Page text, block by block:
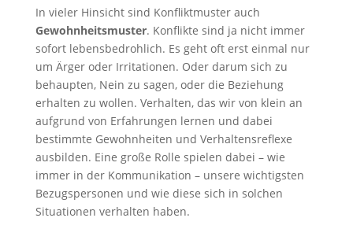
In vieler Hinsicht sind Konfliktmuster auch
Gewohnheitsmuster. Konflikte sind ja nicht immer
sofort lebensbedrohlich. Es geht oft erst einmal nur
um Ärger oder Irritationen. Oder darum sich zu
behaupten, Nein zu sagen, oder die Beziehung
erhalten zu wollen. Verhalten, das wir von klein an
aufgrund von Erfahrungen lernen und dabei
bestimmte Gewohnheiten und Verhaltensreflexe
ausbilden. Eine große Rolle spielen dabei – wie
immer in der Kommunikation – unsere wichtigsten
Bezugspersonen und wie diese sich in solchen
Situationen verhalten haben.